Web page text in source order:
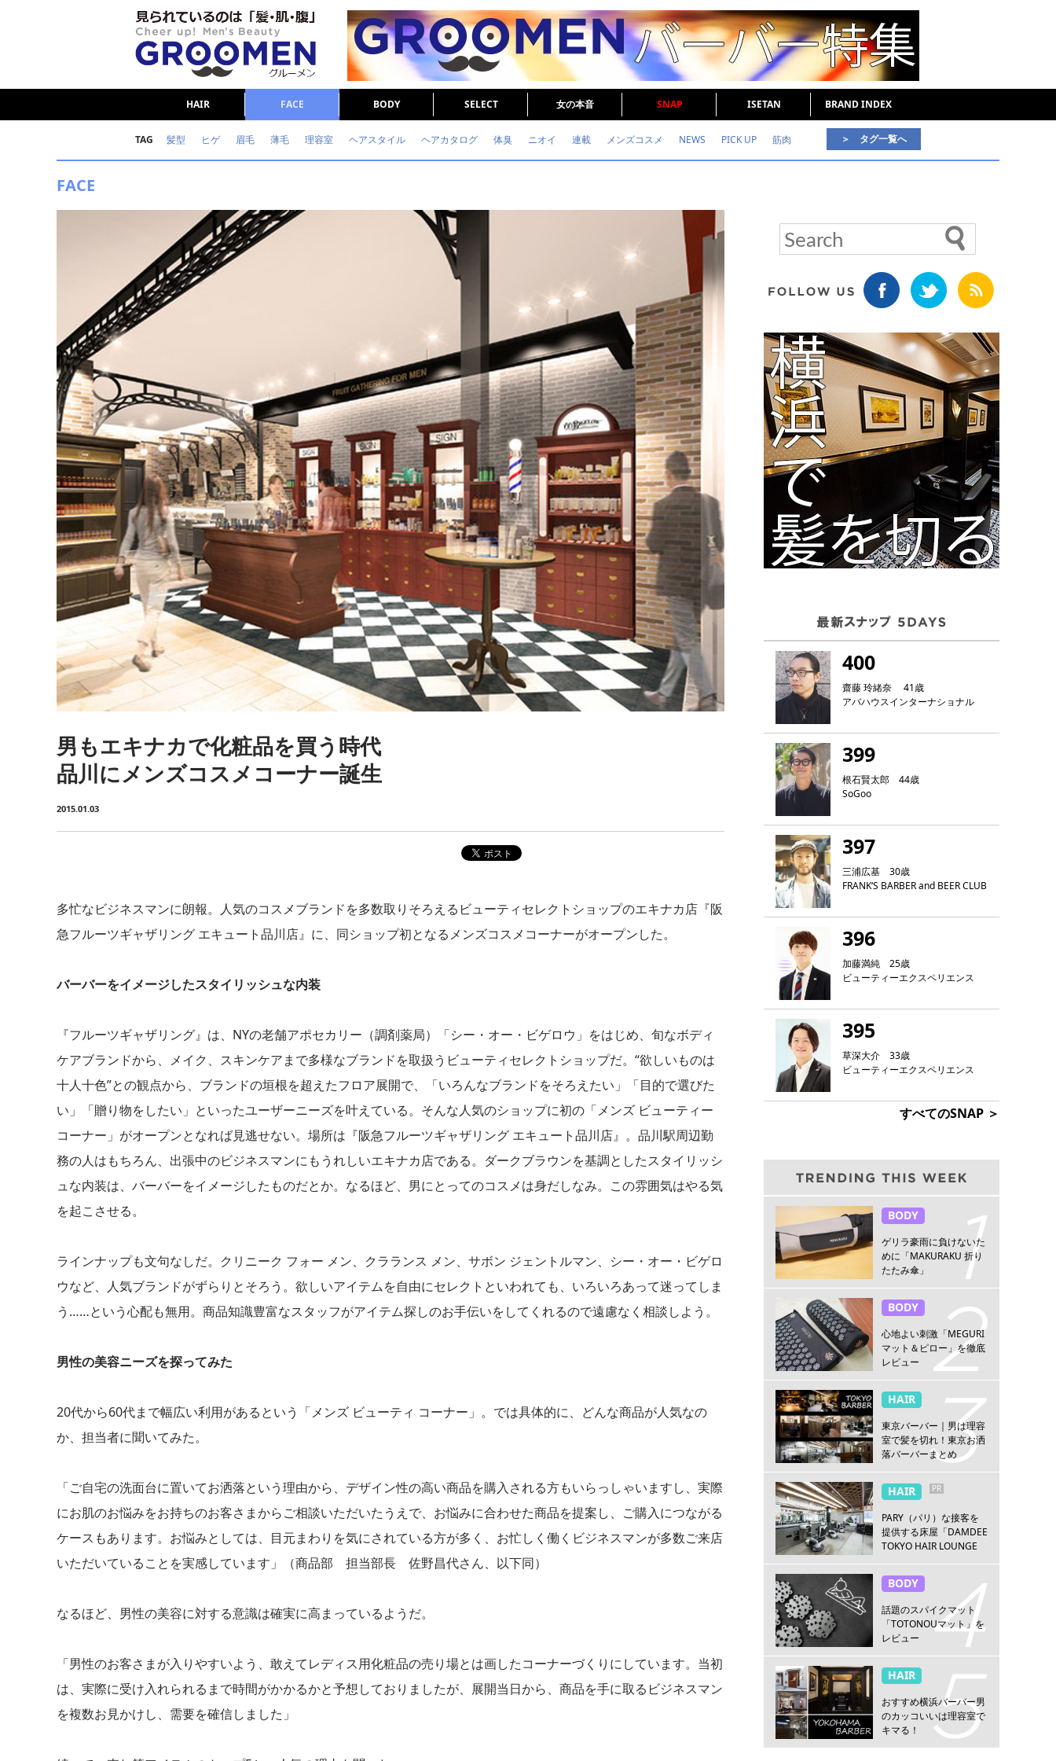
HAIR FACE BODY SELECT 女の本音 SNAP ISETAN BRAND INDEX
TAG 髪型 ヒゲ 眉毛 薄毛 理容室 ヘアスタイル ヘアカタログ 体臭 ニオイ 連載 メンズコスメ NEWS PICK UP 筋肉
ダイエット 理容室
＞ タグ一覧へ
FACE
男もエキナカで化粧品を買う時代
品川にメンズコスメコーナー誕生
2015.01.03
多忙なビジネスマンに朗報。人気のコスメブランドを多数取りそろえるビューティセレクトショップのエキナカ店『阪
急フルーツギャザリング エキュート品川店』に、同ショップ初となるメンズコスメコーナーがオープンした。
バーバーをイメージしたスタイリッシュな内装
『フルーツギャザリング』は、NYの老舗アポセカリー（調剤薬局）「シー・オー・ビゲロウ」をはじめ、旬なボディ
ケアブランドから、メイク、スキンケアまで多様なブランドを取扱うビューティセレクトショップだ。“欲しいものは
十人十色”との観点から、ブランドの垣根を超えたフロア展開で、「いろんなブランドをそろえたい」「目的で選びた
い」「贈り物をしたい」といったユーザーニーズを叶えている。そんな人気のショップに初の「メンズ ビューティー
コーナー」がオープンとなれば見逃せない。場所は『阪急フルーツギャザリング エキュート品川店』。品川駅周辺勤
務の人はもちろん、出張中のビジネスマンにもうれしいエキナカ店である。ダークブラウンを基調としたスタイリッシ
ュな内装は、バーバーをイメージしたものだとか。なるほど、男にとってのコスメは身だしなみ。この雰囲気はやる気
を起こさせる。
ラインナップも文句なしだ。クリニーク フォー メン、クラランス メン、サボン ジェントルマン、シー・オー・ビゲロ
ウなど、人気ブランドがずらりとそろう。欲しいアイテムを自由にセレクトといわれても、いろいろあって迷ってしま
う……という心配も無用。商品知識豊富なスタッフがアイテム探しのお手伝いをしてくれるので遠慮なく相談しよう。
男性の美容ニーズを探ってみた
20代から60代まで幅広い利用があるという「メンズ ビューティ コーナー」。では具体的に、どんな商品が人気なの
か、担当者に聞いてみた。
「ご自宅の洗面台に置いてお洒落という理由から、デザイン性の高い商品を購入される方もいらっしゃいますし、実際
にお肌のお悩みをお持ちのお客さまからご相談いただいたうえで、お悩みに合わせた商品を提案し、ご購入につながる
ケースもあります。お悩みとしては、目元まわりを気にされている方が多く、お忙しく働くビジネスマンが多数ご来店
いただいていることを実感しています」（商品部 担当部長 佐野昌代さん、以下同）
なるほど、男性の美容に対する意識は確実に高まっているようだ。
「男性のお客さまが入りやすいよう、敢えてレディス用化粧品の売り場とは画したコーナーづくりにしています。当初
は、実際に受け入れられるまで時間がかかるかと予想しておりましたが、展開当日から、商品を手に取るビジネスマン
を複数お見かけし、需要を確信しました」
400
齋藤 玲緒奈 41歳
アバハウスインターナショナル
399
根石賢太郎 44歳
SoGoo
397
三浦広基 30歳
FRANK‘S BARBER and BEER CLUB
396
加藤満純 25歳
ビューティーエクスペリエンス
395
草深大介 33歳
ビューティーエクスペリエンス
すべてのSNAP ＞
BODY
ゲリラ豪雨に負けないた
めに「MAKURAKU 折り
たたみ傘」
BODY
心地よい刺激「MEGURI
マット＆ピロー」を徹底
レビュー
HAIR
東京バーバー｜男は理容
室で髪を切れ！東京お洒
落バーバーまとめ
HAIR PR
PARY（パリ）な接客を
提供する床屋「DAMDEE
TOKYO HAIR LOUNGE
BODY
話題のスパイクマット
「TOTONOUマット」を
レビュー
HAIR
おすすめ横浜バーバー男
のカッコいいは理容室で
キマる！